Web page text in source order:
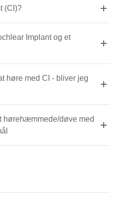
(CI)?
Implant og et
høre med CI - bliver jeg
døve med